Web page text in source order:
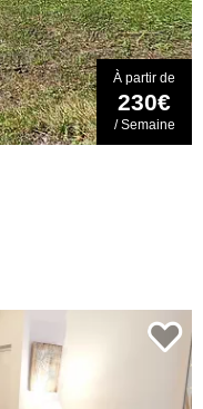
À partir de
230€
/ Semaine